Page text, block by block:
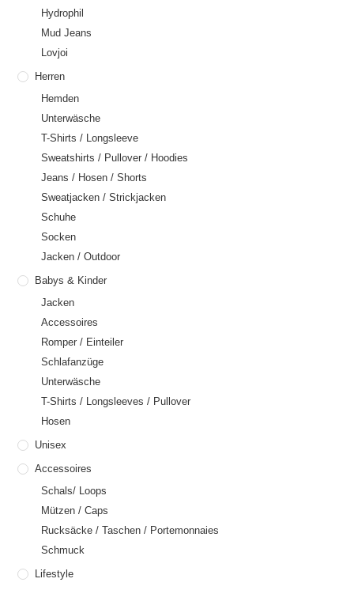
Hydrophil
Mud Jeans
Lovjoi
Herren
Hemden
Unterwäsche
T-Shirts / Longsleeve
Sweatshirts / Pullover / Hoodies
Jeans / Hosen / Shorts
Sweatjacken / Strickjacken
Schuhe
Socken
Jacken / Outdoor
Babys & Kinder
Jacken
Accessoires
Romper / Einteiler
Schlafanzüge
Unterwäsche
T-Shirts / Longsleeves / Pullover
Hosen
Unisex
Accessoires
Schals/ Loops
Mützen / Caps
Rucksäcke / Taschen / Portemonnaies
Schmuck
Lifestyle